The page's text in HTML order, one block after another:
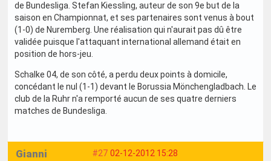
de Bundesliga. Stefan Kiessling, auteur de son 9e but de la
saison en Championnat, et ses partenaires sont venus à bout
(1-0) de Nuremberg. Une réalisation qui n'aurait pas dû être
validée puisque l'attaquant international allemand était en
position de hors-jeu.
Schalke 04, de son côté, a perdu deux points à domicile,
concédant le nul (1-1) devant le Borussia Mönchengladbach. Le
club de la Ruhr n'a remporté aucun de ses quatre derniers
matches de Bundesliga.
#27 02-12-2012 15:28
Gianni